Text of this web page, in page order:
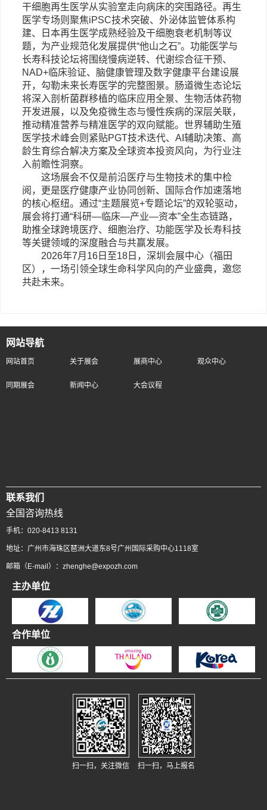
干细胞再生医学从实验室走向病床的突围路径。再生
医学专场则聚焦iPSC技术突破、外泌体监管体系构
建、日本再生医学成熟经验及干细胞衰老机制等议
题，为产业规范化发展提供“他山之石”。功能医学与
长寿科技论坛将围绕慢病逆转、代谢综合征干预、
NAD+临床验证、脑健康管理及数字健康平台建设展
开，勾勒未来长寿医学的完整图景。肠道微生态论坛
将深入剖析菌群移植的临床应用全景、生物活体药物
开发进展，以及免疫微生态与慢性疾病的深层关联，
推动精准营养与精准医学的双向赋能。世界辅助生殖
医学技术峰会则紧贴PGT技术迭代、 AI 辅助决策、高
龄生育综合解决方案及全球资本投资风向，为行业注
入前瞻性洞察。
这场展会不仅是前沿医疗与生物技术的集中检
阅，更是医疗健康产业协同创新、国际合作加速落地
的核心枢纽。通过“主题展览+专题论坛”的双轮驱动，
展会将打通“科研—临床—产业—资本”全生态链路，
助推全球跨境医疗、细胞治疗、功能医学及长寿科技
等关键领域的深度融合与共赢发展。
2026年7月 16日至18日，深圳会展中心（福田
区），一场引领全球生命科学风向的产业盛典，邀您
共赴未来。
网站导航
网站首页 关于展会 展商中心 观众中心
同期展会 新闻中心 大会议程
联系我们
全国咨询热线
手机：020-8413 8131
地址：广州市海珠区琶洲大道东8号广州国际采购中心1118室
邮箱（E-mail）：zhenghe@expozh.com
主办单位
合作单位
扫一扫，关注微信 扫一扫，马上报名